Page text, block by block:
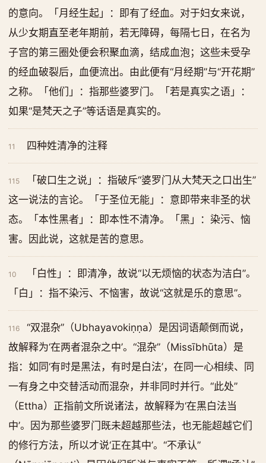
的意向。「月经生起」：即有了经血。对于妇女来说，
从少女期直至老年期前，若无障碍，每隔七日，在名为
子宫的第三圈处便会积聚血滴，结成血泡；这些未受孕
的经血破裂后，血便流出。由此便有“月经期”与“开花期”
之称。「他们」：指那些婆罗门。「若是真实之语」：
如果“是梵天之子”等话语是真实的。
11 四种姓清净的注释
115
「破口生之说」：指破斥“婆罗门从大梵天之口出生”
这一说法的言论。「于圣位无能」：意即带来非圣的状
态。「本性黑者」：即本性不清净。「黑」：染污、恼
害。因此说，这就是苦的意思。
10
「白性」：即清净，故说“以无烦恼的状态为洁白”。
「白」：指不染污、不恼害，故说“这就是乐的意思”。
116
“双混杂”（Ubhayavokiṇṇa）是因词语颠倒而说，
故解释为‘在两者混杂之中’。“混杂”（Missībhūta）是
指：如同‘有时是黑法，有时是白法’，在同一心相续、同
一有身之中交替活动而混杂，并非同时并行。“此处”
（Ettha）正指前文所说诸法，故解释为‘在黑白法当
中’。因为那些婆罗门既未超越那些法，也无能超越它们
的修行方法，所以才说‘正在其中’。“不承认”